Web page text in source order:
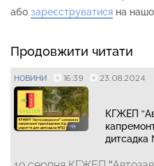
або зареєструватися на
Продовжити читати
НОВИНИ 16:39 23.08.2024
КГЖЕП
дитсадка